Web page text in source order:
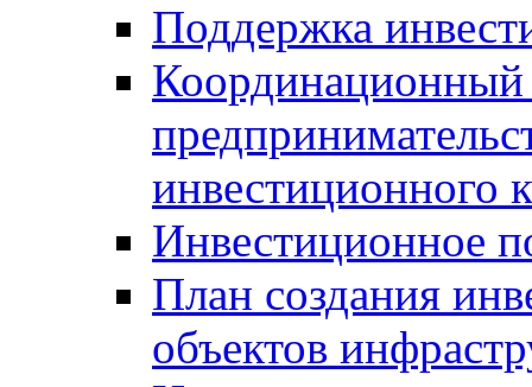
Поддержка
Координационный
инвестиционного
Инвестиционное
План создания
объектов